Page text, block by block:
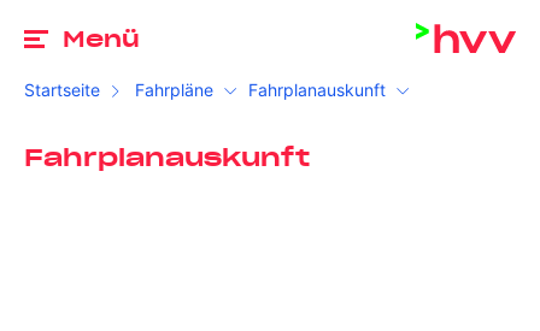
Menü
Startseite Fahrpläne Fahrplanauskunft
Fahrplanauskunft